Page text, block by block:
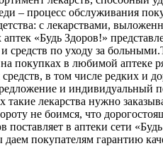
– процесс обслуживания
с лекарствами,
«Будь Здоров!»
по уходу за
покупках в любимой
в том числе редких и
и индивидуальный
лекарства нужно
не боимся, что
поставляет в аптеки сети
покупателям гарантию